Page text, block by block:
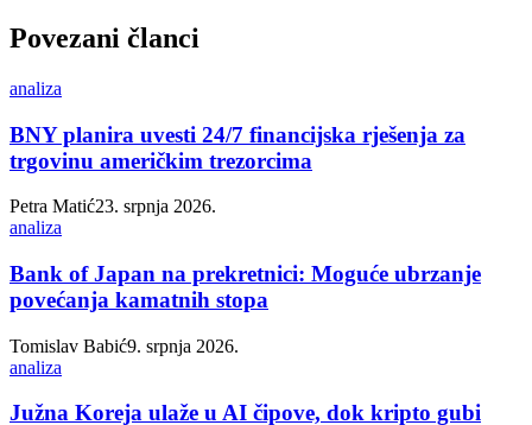
Povezani članci
analiza
BNY planira uvesti 24/7 financijska rješenja za
trgovinu američkim trezorcima
Petra Matić23. srpnja 2026.
analiza
Bank of Japan na prekretnici: Moguće ubrzanje
povećanja kamatnih stopa
Tomislav Babić9. srpnja 2026.
analiza
Južna Koreja ulaže u AI čipove, dok kripto gubi